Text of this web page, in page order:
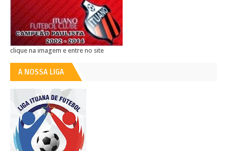
clique na imagem e entre no site
A NOSSA LIGA